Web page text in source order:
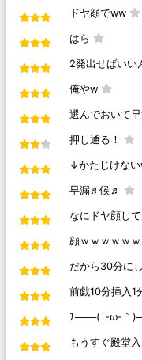
ドヤ顔でww
はら
2発出せばいい
俺やw
選んでおいて
押し通る！
↓かたじけな
早漏♬候♬
なにドヤ顔し
顔ｗｗｗｗｗｗ
だから30分に
前戯10分挿入1
ﾁ───(´-ω-｀
もうすぐ殿堂